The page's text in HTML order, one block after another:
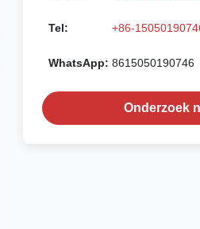
Tel: +86-
WhatsApp: 8615050190746
Onderzoek